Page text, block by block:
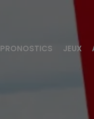
PRONOSTICS JEUX